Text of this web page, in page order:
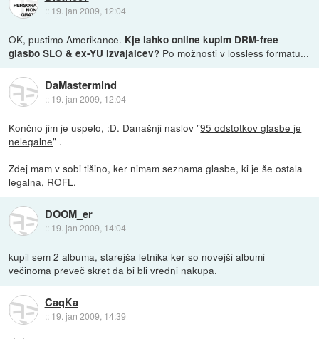
:: 19. jan 2009, 12:04
OK, pustimo Amerikance. Kje lahko online kupim DRM-free
glasbo SLO & ex-YU izvajalcev? Po možnosti v lossless formatu...
DaMastermind
:: 19. jan 2009, 12:04
Končno jim je uspelo, :D. Današnji naslov "95 odstotkov glasbe je
nelegalne" .
Zdej mam v sobi tišino, ker nimam seznama glasbe, ki je še ostala
legalna, ROFL.
DOOM_er
:: 19. jan 2009, 14:04
kupil sem 2 albuma, starejša letnika ker so novejši albumi
večinoma preveč skret da bi bli vredni nakupa.
CaqKa
:: 19. jan 2009, 14:39